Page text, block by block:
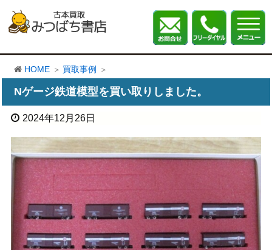
HOME 買取事例
Nゲージ鉄道模型を買い取りしました。
2024年12月26日